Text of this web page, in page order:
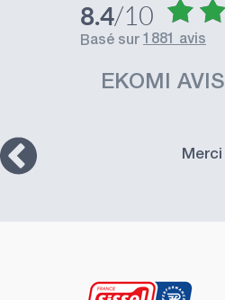
8.4/10
basé sur 1881 avis
EKOMI AVIS
Merci